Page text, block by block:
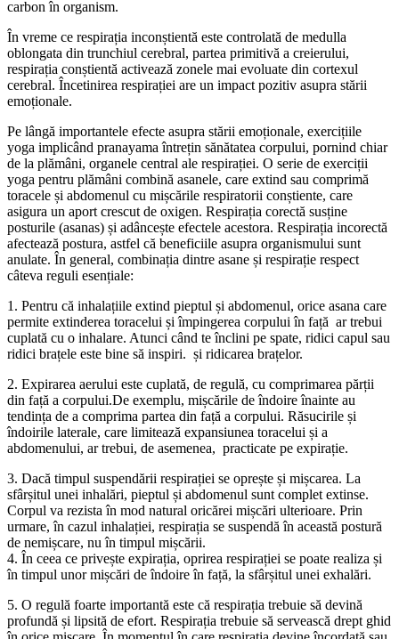
carbon în organism.
În vreme ce respirația inconștientă este controlată de medulla
oblongata din trunchiul cerebral, partea primitivă a creierului,
respirația conștientă activează zonele mai evoluate din cortexul
cerebral. Încetinirea respirației are un impact pozitiv asupra stării
emoționale.
Pe lângă importantele efecte asupra stării emoționale, exercițiile
yoga implicând pranayama întrețin sănătatea corpului, pornind chiar
de la plămâni, organele central ale respirației. O serie de exerciții
yoga pentru plămâni combină asanele, care extind sau comprimă
toracele și abdomenul cu mișcările respiratorii conștiente, care
asigura un aport crescut de oxigen. Respirația corectă susține
posturile (asanas) și adâncește efectele acestora. Respirația incorectă
afectează postura, astfel că beneficiile asupra organismului sunt
anulate. În general, combinația dintre asane și respirație respect
câteva reguli esențiale:
1. Pentru că inhalațiile extind pieptul și abdomenul, orice asana care
permite extinderea toracelui și împingerea corpului în față ar trebui
cuplată cu o inhalare. Atunci când te înclini pe spate, ridici capul sau
ridici brațele este bine să inspiri. și ridicarea brațelor.
2. Expirarea aerului este cuplată, de regulă, cu comprimarea părții
din față a corpului.De exemplu, mișcările de îndoire înainte au
tendința de a comprima partea din față a corpului. Răsucirile și
îndoirile laterale, care limitează expansiunea toracelui și a
abdomenului, ar trebui, de asemenea, practicate pe expirație.
3. Dacă timpul suspendării respirației se oprește și mișcarea. La
sfârșitul unei inhalări, pieptul și abdomenul sunt complet extinse.
Corpul va rezista în mod natural oricărei mișcări ulterioare. Prin
urmare, în cazul inhalației, respirația se suspendă în această postură
de nemișcare, nu în timpul mișcării.
4. În ceea ce privește expirația, oprirea respirației se poate realiza și
în timpul unor mișcări de îndoire în față, la sfârșitul unei exhalări.
5. O regulă foarte importantă este că respirația trebuie să devină
profundă și lipsită de efort. Respirația trebuie să servească drept ghid